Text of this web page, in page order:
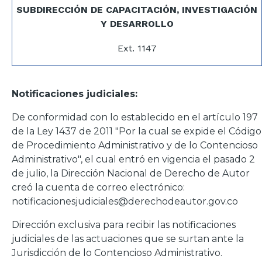
SUBDIRECCIÓN DE CAPACITACIÓN, INVESTIGACIÓN
Y DESARROLLO
Ext. 1147
Notificaciones judiciales:
De conformidad con lo establecido en el artículo 197
de la Ley 1437 de 2011 "Por la cual se expide el Código
de Procedimiento Administrativo y de lo Contencioso
Administrativo", el cual entró en vigencia el pasado 2
de julio, la Dirección Nacional de Derecho de Autor
creó la cuenta de correo electrónico:
notificacionesjudiciales@derechodeautor.gov.co
Dirección exclusiva para recibir las notificaciones
judiciales de las actuaciones que se surtan ante la
Jurisdicción de lo Contencioso Administrativo.